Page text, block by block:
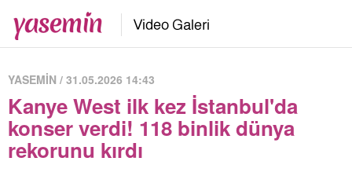
YASEMİN / 31.05.2026 14:43
Kanye West ilk kez İstanbul'da
konser verdi! 118 binlik dünya
rekorunu kırdı